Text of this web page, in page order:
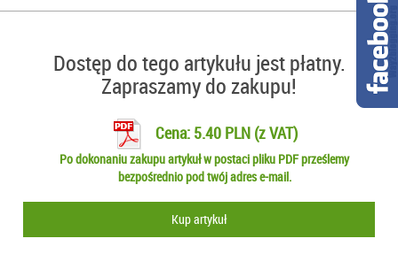
Dostęp do tego artykułu jest płatny.
Zapraszamy do zakupu!
Cena: 5.40 PLN (z VAT)
Po dokonaniu zakupu artykuł w postaci pliku PDF prześlemy
bezpośrednio pod twój adres e-mail.
Kup artykuł